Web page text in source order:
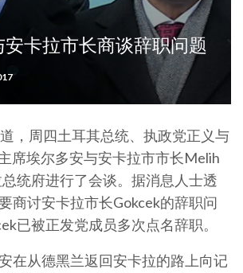
卡拉市长商谈辞职问题
，周四土耳其总统、执政党正义与
席埃尔多安与安卡拉市市长Melih
统府进行了会谈。据消息人士透
商讨安卡拉市长Gokcek的辞职问
已被正发党成员多次点名辞职。
在从德黑兰返回安卡拉的路上向记